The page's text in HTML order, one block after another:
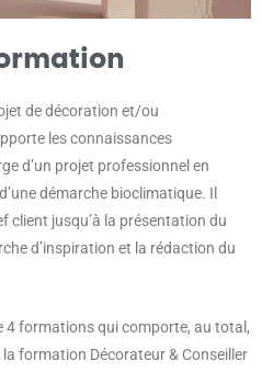
de décoration et/ou
les connaissances
d’un projet professionnel en
démarche bioclimatique. Il
client jusqu’à la présentation du
d’inspiration et la rédaction du
4 formations qui comporte, au total,
formation Décorateur & Conseiller